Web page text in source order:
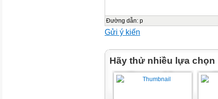
Đường dẫn: p
Gửi ý kiến
Hãy thử nhiều lựa chọn